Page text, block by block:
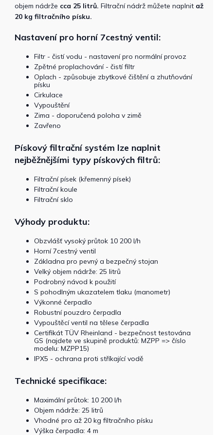
objem nádrže cca 25 litrů. Filtrační nádrž můžete naplnit až
20 kg filtračního písku.
Nastavení pro horní 7cestný ventil:
Filtr - čistí vodu - nastavení pro normální provoz
Zpětné proplachování - čistí filtr
Oplach - způsobuje zbytkové čištění a zhutňování
písku
Cirkulace
Vypouštění
Zima - doporučená poloha v zimě
Zavřeno
Pískový filtrační systém lze naplnit
nejběžnějšími typy pískových filtrů:
Filtrační písek (křemenný písek)
Filtrační koule
Filtrační sklo
Výhody produktu:
Obzvlášť vysoký průtok 10 200 l/h
Horní 7cestný ventil
Základna pro pevný a bezpečný stojan
Velký objem nádrže: 25 litrů
Podrobný návod k použití
S pohodlným ukazatelem tlaku (manometr)
Výkonné čerpadlo
Robustní pouzdro čerpadla
Vypouštěcí ventil na tělese čerpadla
Certifikát TÜV Rheinland - bezpečnost testována
GS (najdete ve skupině produktů: MZPP => číslo
modelu: MZPP15)
IPX5 - ochrana proti stříkající vodě
Technické specifikace:
Maximální průtok: 10 200 l/h
Objem nádrže: 25 litrů
Vhodné pro až 20 kg filtračního písku
Výška čerpadla: 4 m